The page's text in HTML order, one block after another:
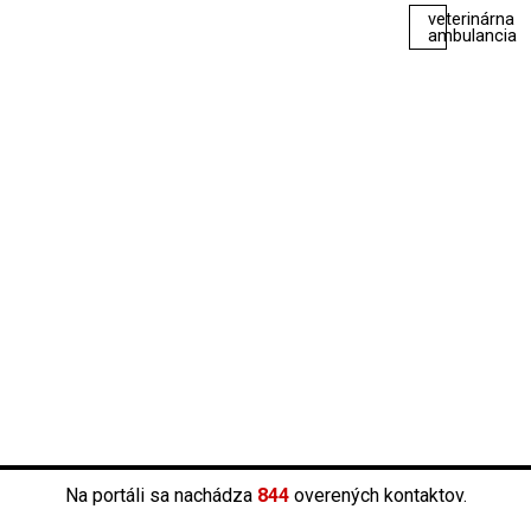
veterinárna
ambulancia
Na portáli sa nachádza 844overených kontaktov.